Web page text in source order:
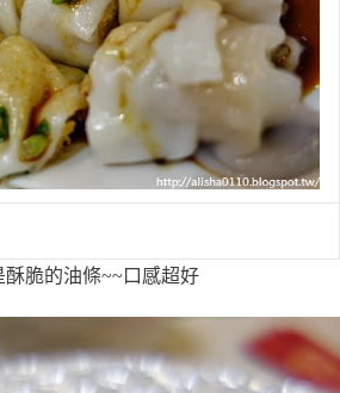
脆的油條~~口感超好